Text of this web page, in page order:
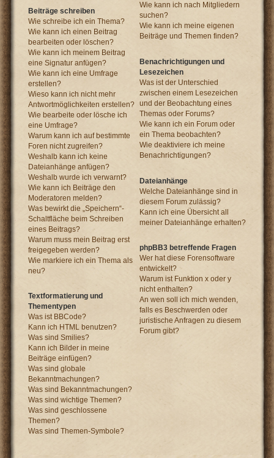
Beiträge schreiben
Wie schreibe ich ein Thema?
Wie kann ich einen Beitrag
bearbeiten oder löschen?
Wie kann ich meinem Beitrag
eine Signatur anfügen?
Wie kann ich eine Umfrage
erstellen?
Wieso kann ich nicht mehr
Antwortmöglichkeiten erstellen?
Wie bearbeite oder lösche ich
eine Umfrage?
Warum kann ich auf bestimmte
Foren nicht zugreifen?
Weshalb kann ich keine
Dateianhänge anfügen?
Weshalb wurde ich verwarnt?
Wie kann ich Beiträge den
Moderatoren melden?
Was bewirkt die „Speichern“-
Schaltfläche beim Schreiben
eines Beitrags?
Warum muss mein Beitrag erst
freigegeben werden?
Wie markiere ich ein Thema als
neu?
Textformatierung und
Thementypen
Was ist BBCode?
Kann ich HTML benutzen?
Was sind Smilies?
Kann ich Bilder in meine
Beiträge einfügen?
Was sind globale
Bekanntmachungen?
Was sind Bekanntmachungen?
Was sind wichtige Themen?
Was sind geschlossene
Themen?
Was sind Themen-Symbole?
Wie kann ich nach Mitgliedern
suchen?
Wie kann ich meine eigenen
Beiträge und Themen finden?
Benachrichtigungen und
Lesezeichen
Was ist der Unterschied
zwischen einem Lesezeichen
und der Beobachtung eines
Themas oder Forums?
Wie kann ich ein Forum oder
ein Thema beobachten?
Wie deaktiviere ich meine
Benachrichtigungen?
Dateianhänge
Welche Dateianhänge sind in
diesem Forum zulässig?
Kann ich eine Übersicht all
meiner Dateianhänge erhalten?
phpBB3 betreffende Fragen
Wer hat diese Forensoftware
entwickelt?
Warum ist Funktion x oder y
nicht enthalten?
An wen soll ich mich wenden,
falls es Beschwerden oder
juristische Anfragen zu diesem
Forum gibt?